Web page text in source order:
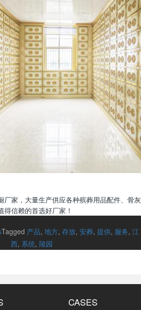
厂家，大量生产供应各种殡葬用品配件、骨灰
信赖的首选好厂家！
Tagged 产品, 地方, 存放, 安葬, 提供, 服务, 江
西, 系统, 陵园
CASES